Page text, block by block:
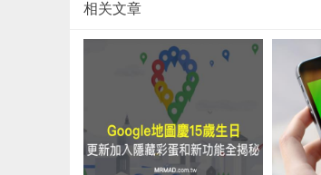
相关文章